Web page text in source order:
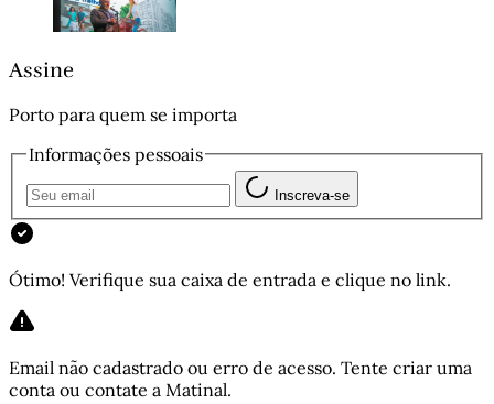
Assine
Porto para quem se importa
Informações pessoais
Inscreva-se
Ótimo! Verifique sua caixa de entrada e clique no link.
Email não cadastrado ou erro de acesso. Tente criar uma
conta ou contate a Matinal.